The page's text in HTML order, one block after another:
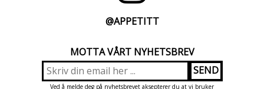
@APPETITT
MOTTA VÅRT NYHETSBREV
Ved å melde deg på nyhetsbrevet aksepterer du at vi bruker